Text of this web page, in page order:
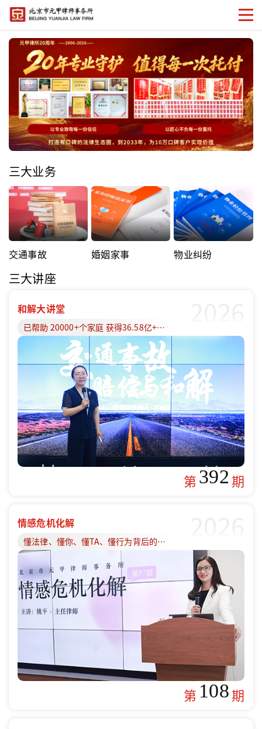
三大业务
交通事故 婚姻家事 物业纠纷
三大讲座
和解大讲堂
已帮助 20000+个家庭 获得36.58亿+赔偿款
第392期
情感危机化解
懂法律、懂你、懂TA、懂行为背后的原因
第 108期